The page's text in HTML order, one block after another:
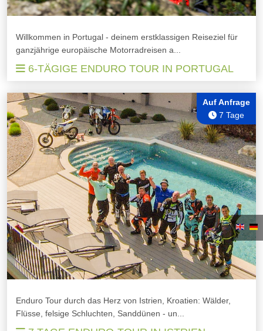
Willkommen in Portugal - deinem erstklassigen Reiseziel für
ganzjährige europäische Motorradreisen a...
6-TÄGIGE ENDURO TOUR IN PORTUGAL
Enduro Tour durch das Herz von Istrien, Kroatien: Wälder,
Flüsse, felsige Schluchten, Sanddünen - un...
Auf Anfrage
7 Tage